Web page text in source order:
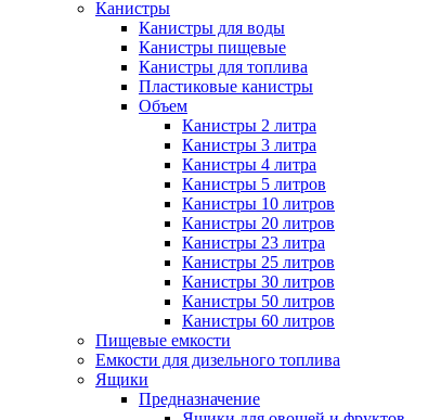
Канистры
Канистры для воды
Канистры пищевые
Канистры для топлива
Пластиковые канистры
Объем
Канистры 2 литра
Канистры 3 литра
Канистры 4 литра
Канистры 5 литров
Канистры 10 литров
Канистры 20 литров
Канистры 23 литра
Канистры 25 литров
Канистры 30 литров
Канистры 50 литров
Канистры 60 литров
Пищевые емкости
Емкости для дизельного топлива
Ящики
Предназначение